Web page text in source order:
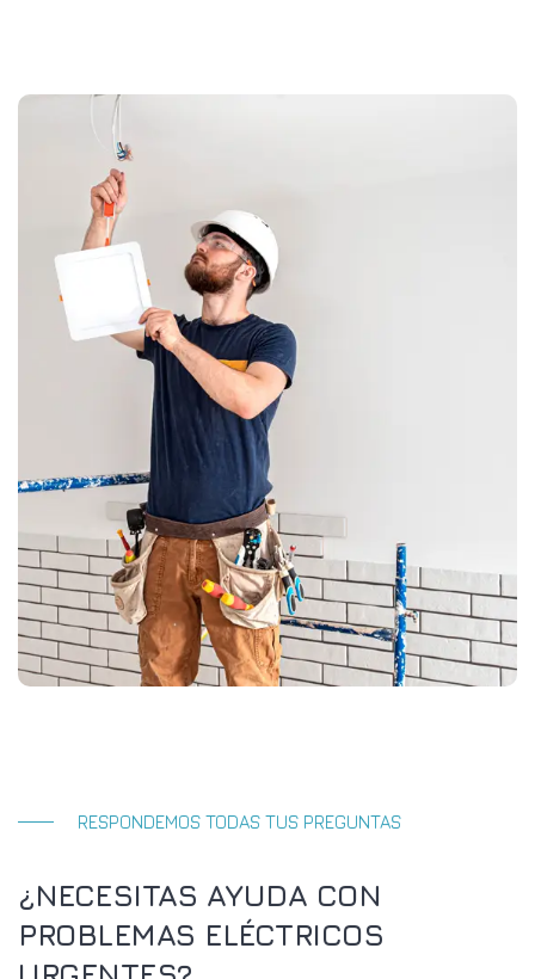
RESPONDEMOS TODAS TUS PREGUNTAS
¿NECESITAS AYUDA CON
PROBLEMAS ELÉCTRICOS